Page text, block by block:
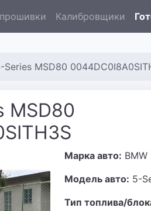
Калибровщики
Series MSD80
MSD80
Марка авто: BMW
Модель авто: 5-
Тип топлива/